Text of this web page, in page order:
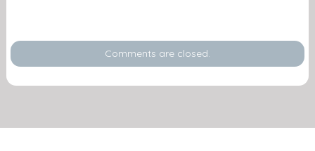
Comments are closed.